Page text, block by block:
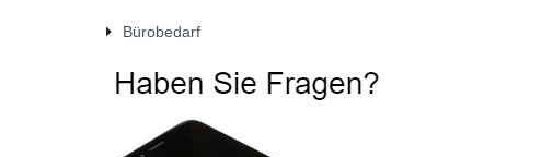
Bürobedarf